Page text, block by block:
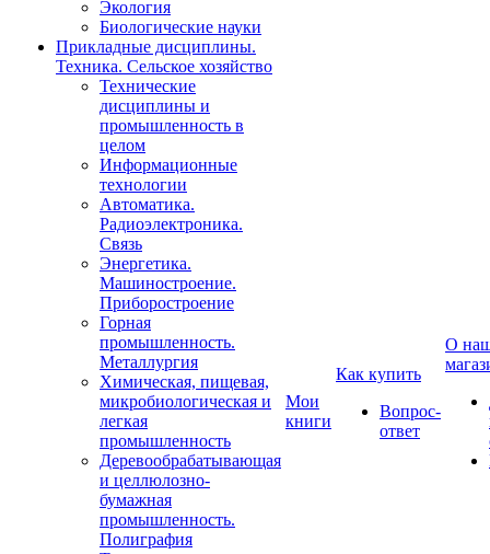
Экология
Биологические науки
Прикладные дисциплины.
Техника. Сельское хозяйство
Технические
дисциплины и
промышленность в
целом
Информационные
технологии
Автоматика.
Радиоэлектроника.
Связь
Энергетика.
Машиностроение.
Приборостроение
Горная
промышленность.
Металлургия
Химическая, пищевая,
микробиологическая и
легкая
промышленность
Деревообрабатывающая
и целлюлозно-
бумажная
промышленность.
Полиграфия
Мои
книги
Как купить
Вопрос-
ответ
О